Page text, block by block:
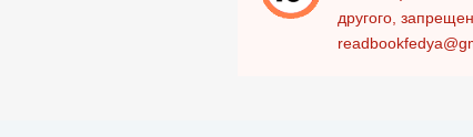
другого,